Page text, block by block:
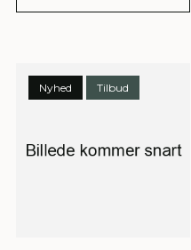
Nyhed Tilbud